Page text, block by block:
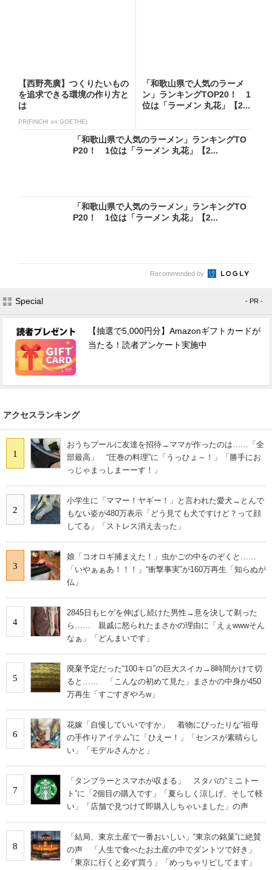
【西野亮廣】つくりたいもの
を追求できる環境の作り方と
は
PR(FINCHI on GOETHE)
「和歌山県で人気のラーメ
ン」ランキングTOP20！ 1
位は「ラーメン 丸花」【2...
「和歌山県で人気のラーメン」ランキングTO
P20！ 1位は「ラーメン 丸花」【2...
「和歌山県で人気のラーメン」ランキングTO
P20！ 1位は「ラーメン 丸花」【2...
Recommended by
Special - PR -
【抽選で5,000円分】Amazonギフトカードが
当たる！読者アンケート実施中
アクセスランキング
1
おうちプールに友達を招待→ママが作ったのは……「全
部最高」 “圧巻の料理”に「うっひょ～！」「勝手にお
っじゃまっしまーーす！」
2
小学生に「ママー！ヤギー！」と言われた愛犬→とんで
もない姿が480万表示「どう見ても犬ですけど？って顔
してる」「ストレス消え去った」
3
娘「コオロギ捕まえた！」虫かごの中をのぞくと……
「いやぁぁあ！！！」“衝撃事実”が160万再生「知らぬが
仏」
4
2845日もヒゲを伸ばし続けた男性→意を決して剃った
ら…… 親戚に怒られたまさかの理由に「えぇwwwそん
なぁ」「どんまいです」
5
廃棄予定だった“100キロ”の巨大スイカ→8時間かけて切
ると…… 「こんなの初めて見た」まさかの中身が450
万再生「すごすぎやろw」
6
花嫁「自慢していいですか」 着物にぴったりな“祖母
の手作りアイテム”に「ひえー！」「センスが素晴らし
い」「モデルさんかと」
7
「タンブラーとスマホが収まる」 スタバの“ミニトー
ト”に「2個目の購入です」「夏らしく涼しげ、そして軽
い」「店舗で見つけて即購入しちゃいました」の声
8
「結局、東京土産で一番おいしい」“東京の銘菓”に絶賛
の声 「人生で食べたお土産の中でダントツで好き」
「東京に行くと必ず買う」「めっちゃリピしてます」